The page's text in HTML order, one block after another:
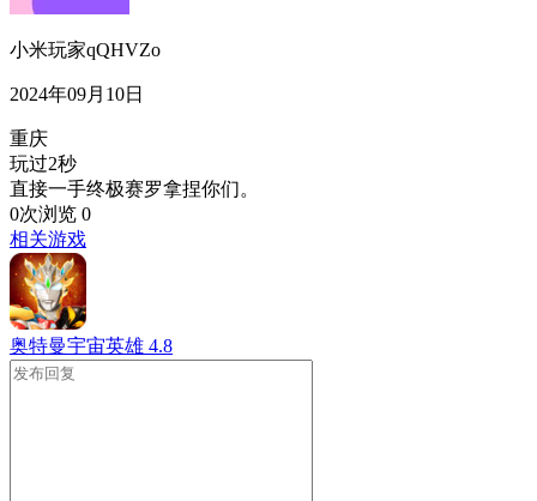
小米玩家qQHVZo
2024年09月10日
重庆
玩过2秒
直接一手终极赛罗拿捏你们。
0次浏览 0
相关游戏
奥特曼宇宙英雄 4.8